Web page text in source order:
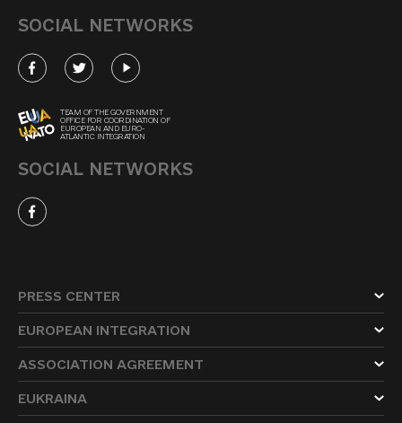
SOCIAL NETWORKS
TEAM OF THE GOVERNMENT
OFFICE FOR COORDINATION OF
EUROPEAN AND EURO-
ATLANTIC INTEGRATION
SOCIAL NETWORKS
PRESS CENTER
EUROPEAN INTEGRATION
ASSOCIATION AGREEMENT
EUKRAINA